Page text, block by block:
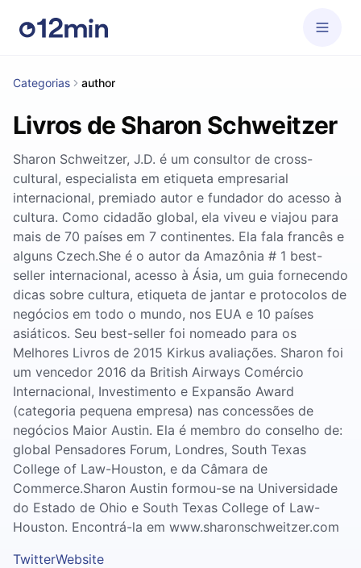
Categorias author
Livros de Sharon Schweitzer
Sharon Schweitzer, J.D. é um consultor de cross-
cultural, especialista em etiqueta empresarial
internacional, premiado autor e fundador do acesso à
cultura. Como cidadão global, ela viveu e viajou para
mais de 70 países em 7 continentes. Ela fala francês e
alguns Czech.She é o autor da Amazônia # 1 best-
seller internacional, acesso à Ásia, um guia fornecendo
dicas sobre cultura, etiqueta de jantar e protocolos de
negócios em todo o mundo, nos EUA e 10 países
asiáticos. Seu best-seller foi nomeado para os
Melhores Livros de 2015 Kirkus avaliações. Sharon foi
um vencedor 2016 da British Airways Comércio
Internacional, Investimento e Expansão Award
(categoria pequena empresa) nas concessões de
negócios Maior Austin. Ela é membro do conselho de:
global Pensadores Forum, Londres, South Texas
College of Law-Houston, e da Câmara de
Commerce.Sharon Austin formou-se na Universidade
do Estado de Ohio e South Texas College of Law-
Houston. Encontrá-la em www.sharonschweitzer.com
TwitterWebsite